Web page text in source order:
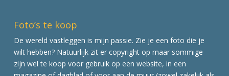
Foto’s te koop
De wereld vastleggen is mijn passie. Zie je een foto die je
wilt hebben? Natuurlijk zit er copyright op maar sommige
zijn wel te koop voor gebruik op een website, in een